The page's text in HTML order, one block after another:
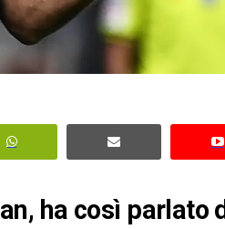
ha così parlato